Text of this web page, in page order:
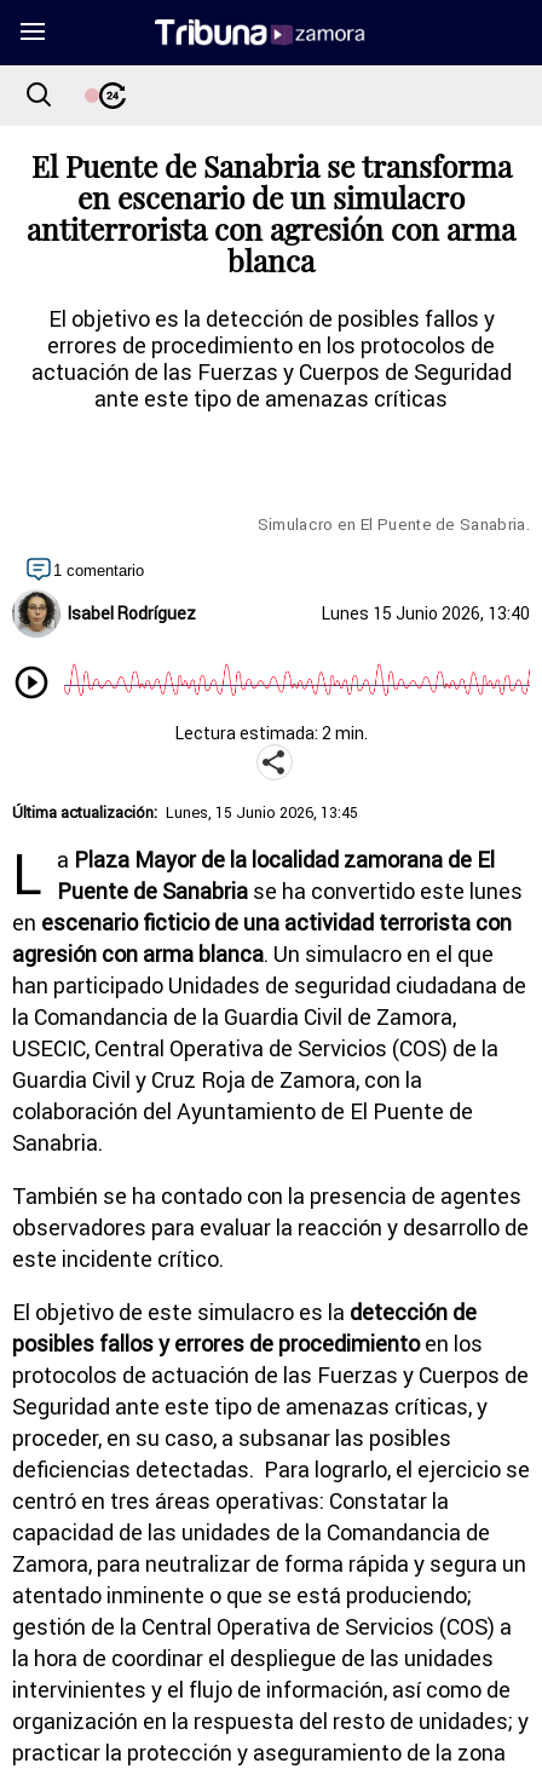
El Puente de Sanabria se transforma
en escenario de un simulacro
antiterrorista con agresión con arma
blanca
El objetivo es la detección de posibles fallos y
errores de procedimiento en los protocolos de
actuación de las Fuerzas y Cuerpos de Seguridad
ante este tipo de amenazas críticas
Simulacro en El Puente de Sanabria.
1 comentario
Isabel Rodríguez Lunes 15 Junio 2026, 13:40
Lectura estimada: 2 min.
Última actualización: Lunes, 15 Junio 2026, 13:45
L a Plaza Mayor de la localidad zamorana de El
Puente de Sanabria se ha convertido este lunes
en escenario ficticio de una actividad terrorista con
agresión con arma blanca. Un simulacro en el que
han participado Unidades de seguridad ciudadana de
la Comandancia de la Guardia Civil de Zamora,
USECIC, Central Operativa de Servicios (COS) de la
Guardia Civil y Cruz Roja de Zamora, con la
colaboración del Ayuntamiento de El Puente de
Sanabria.
También se ha contado con la presencia de agentes
observadores para evaluar la reacción y desarrollo de
este incidente crítico.
El objetivo de este simulacro es la detección de
posibles fallos y errores de procedimientoen los
protocolos de actuación de las Fuerzas y Cuerpos de
Seguridad ante este tipo de amenazas críticas, y
proceder, en su caso, a subsanar las posibles
deficiencias detectadas. Para lograrlo, el ejercicio se
centró en tres áreas operativas: Constatar la
capacidad de las unidades de la Comandancia de
Zamora, para neutralizar de forma rápida y segura un
atentado inminente o que se está produciendo;
gestión de la Central Operativa de Servicios (COS) a
la hora de coordinar el despliegue de las unidades
intervinientes y el flujo de información, así como de
organización en la respuesta del resto de unidades; y
practicar la protección y aseguramiento de la zona